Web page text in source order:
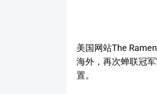
美国网站The
海外，再次蝉联冠
置。